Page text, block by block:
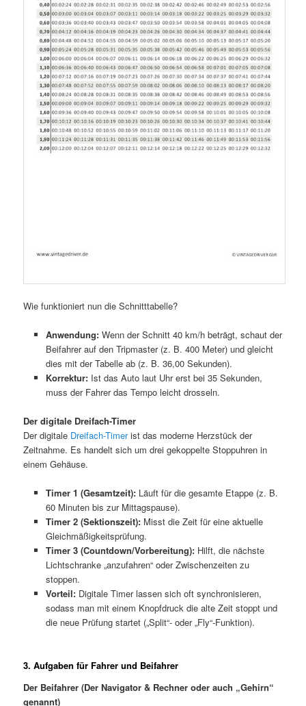
Wie funktioniert nun die Schnitttabelle?
Anwendung:Wenn der Schnitt 40 km/h beträgt, schaut der
Beifahrer auf den Tripmaster (z. B. 400 Meter) und gleicht
dies mit der Tabelle ab (z. B. 36,00 Sekunden).
Korrektur:Ist das Auto laut Uhr erst bei 35 Sekunden,
muss der Fahrer das Tempo leicht drosseln.
Der digitale Dreifach-Timer
Der digitale Dreifach-Timerist das moderne Herzstück der
Zeitnahme. Es handelt sich um drei gekoppelte Stoppuhren in
einem Gehäuse.
Timer 1 (Gesamtzeit):Läuft für die gesamte Etappe (z. B.
60 Minuten bis zur Mittagspause).
Timer 2 (Sektionszeit):Misst die Zeit für eine aktuelle
Gleichmäßigkeitsprüfung.
Timer 3 (Countdown/Vorbereitung):Hilft, die nächste
Lichtschranke „anzufahren“ oder Zwischenzeiten zu
stoppen.
Vorteil:Digitale Timer lassen sich oft synchronisieren,
sodass man mit einem Knopfdruck die alte Zeit stoppt und
die neue Prüfung startet („Split“- oder „Fly“-Funktion).
3. Aufgaben für Fahrer und Beifahrer
Der Beifahrer (Der Navigator & Rechner oder auch „Gehirn“
genannt)